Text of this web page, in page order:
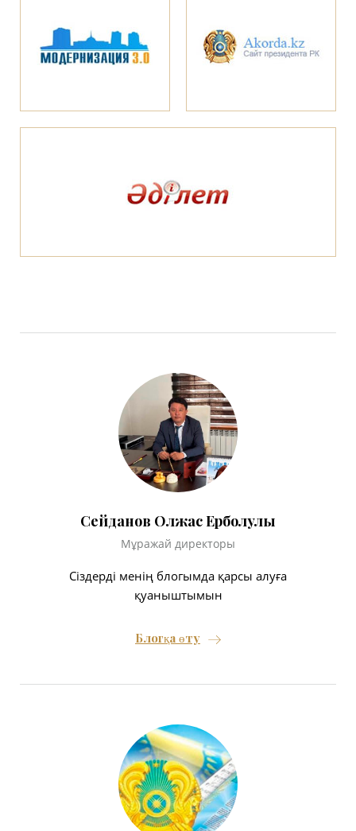
Сейданов Олжас Ерболулы
Мұражай директоры
Сіздерді менің блогымда қарсы алуға
қуаныштымын
Блогқа өту